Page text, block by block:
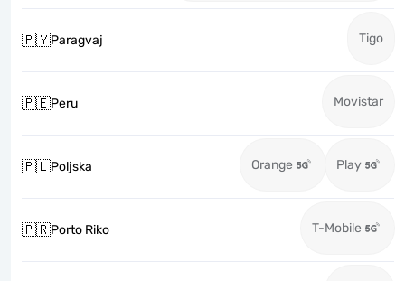
🇵🇾Paragvaj Tigo
🇵🇪Peru Movistar
🇵🇱Poljska Orange Play
🇵🇷Porto Riko T-Mobile